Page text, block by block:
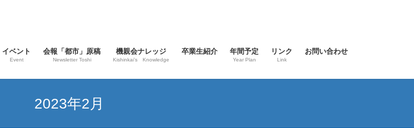
イベント
Event
会報「都市」原稿
Newsletter Toshi
機親会ナレッジ
Kishinkai’s Knowledge
卒業生紹介 年間予定
Year Plan
リンク
Link
お問い合わせ
2023年2月